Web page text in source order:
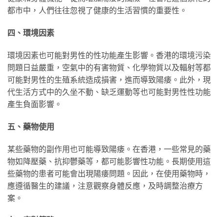
都市中，人們往往忽視了健康的生活習慣的重要性。
四、環境因素
環境因素也可能對男性的性功能產生影響。香港的環境污染
問題日益嚴重，空氣中的有害物質、化學物質以及輻射等都
可能對男性的生殖系統造成損害，進而導致陽痿。此外，現
代生活方式中的久坐不動、缺乏運動等也可能對男性性功能
產生負面影響。
五、藥物使用
某些藥物的副作用也可能導致陽痿。在香港，一些常見的藥
物如降壓藥、抗抑鬱藥等，都可能影響性功能。長期使用這
些藥物的患者可能會出現陽痿問題。因此，在使用藥物時，
應遵循醫生的建議，注意觀察身體反應，及時調整治療方
案。